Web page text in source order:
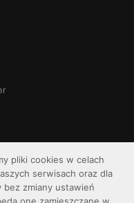
pliki cookies w celach
serwisach oraz dla
zmiany ustawień